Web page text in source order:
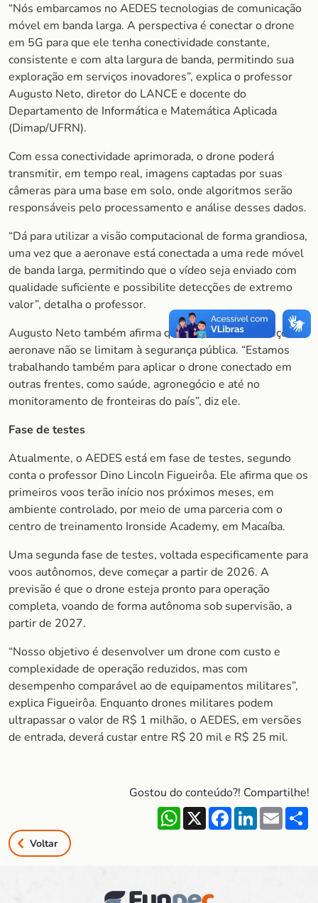
“Nós embarcamos no AEDES tecnologias de comunicação
móvel em banda larga. A perspectiva é conectar o drone
em 5G para que ele tenha conectividade constante,
consistente e com alta largura de banda, permitindo sua
exploração em serviços inovadores”, explica o professor
Augusto Neto, diretor do LANCE e docente do
Departamento de Informática e Matemática Aplicada
(Dimap/UFRN).
Com essa conectividade aprimorada, o drone poderá
transmitir, em tempo real, imagens captadas por suas
câmeras para uma base em solo, onde algoritmos serão
responsáveis pelo processamento e análise desses dados.
“Dá para utilizar a visão computacional de forma grandiosa,
uma vez que a aeronave está conectada a uma rede móvel
de banda larga, permitindo que o vídeo seja enviado com
qualidade suficiente e possibilite detecções de extremo
valor”, detalha o professor.
Augusto Neto também afirma que os possíveis serviços da
aeronave não se limitam à segurança pública. “Estamos
trabalhando também para aplicar o drone conectado em
outras frentes, como saúde, agronegócio e até no
monitoramento de fronteiras do país”, diz ele.
Fase de testes
Atualmente, o AEDES está em fase de testes, segundo
conta o professor Dino Lincoln Figueirôa. Ele afirma que os
primeiros voos terão início nos próximos meses, em
ambiente controlado, por meio de uma parceria com o
centro de treinamento Ironside Academy, em Macaíba.
Uma segunda fase de testes, voltada especificamente para
voos autônomos, deve começar a partir de 2026. A
previsão é que o drone esteja pronto para operação
completa, voando de forma autônoma sob supervisão, a
partir de 2027.
“Nosso objetivo é desenvolver um drone com custo e
complexidade de operação reduzidos, mas com
desempenho comparável ao de equipamentos militares”,
explica Figueirôa. Enquanto drones militares podem
ultrapassar o valor de R$ 1 milhão, o AEDES, em versões
de entrada, deverá custar entre R$ 20 mil e R$ 25 mil.
Gostou do conteúdo?! Compartilhe!
WhatsApp
X FacebookLinkedIn
Email
Voltar